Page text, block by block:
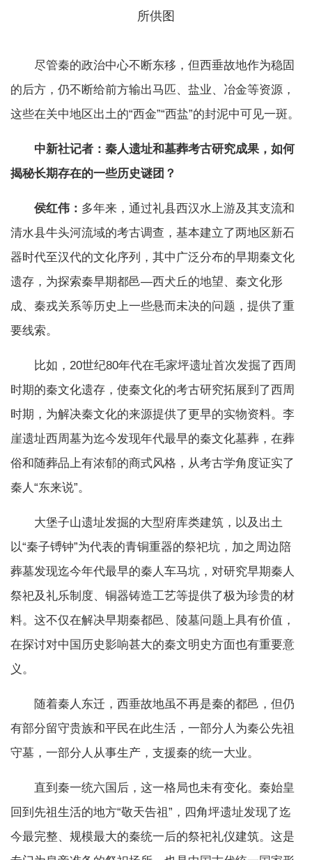
所供图
尽管秦的政治中心不断东移，但西垂故地作为稳固
的后方，仍不断给前方输出马匹、盐业、冶金等资源，
这些在关中地区出土的“西金”“西盐”的封泥中可见一斑。
中新社记者：秦人遗址和墓葬考古研究成果，如何
揭秘长期存在的一些历史谜团？
侯红伟： 多年来，通过礼县西汉水上游及其支流和
清水县牛头河流域的考古调查，基本建立了两地区新石
器时代至汉代的文化序列，其中广泛分布的早期秦文化
遗存，为探索秦早期都邑—西犬丘的地望、秦文化形
成、秦戎关系等历史上一些悬而未决的问题，提供了重
要线索。
比如，20世纪80年代在毛家坪遗址首次发掘了西周
时期的秦文化遗存，使秦文化的考古研究拓展到了西周
时期，为解决秦文化的来源提供了更早的实物资料。李
崖遗址西周墓为迄今发现年代最早的秦文化墓葬，在葬
俗和随葬品上有浓郁的商式风格，从考古学角度证实了
秦人“东来说”。
大堡子山遗址发掘的大型府库类建筑，以及出土
以“秦子镈钟”为代表的青铜重器的祭祀坑，加之周边陪
葬墓发现迄今年代最早的秦人车马坑，对研究早期秦人
祭祀及礼乐制度、铜器铸造工艺等提供了极为珍贵的材
料。这不仅在解决早期秦都邑、陵墓问题上具有价值，
在探讨对中国历史影响甚大的秦文明史方面也有重要意
义。
随着秦人东迁，西垂故地虽不再是秦的都邑，但仍
有部分留守贵族和平民在此生活，一部分人为秦公先祖
守墓，一部分人从事生产，支援秦的统一大业。
直到秦一统六国后，这一格局也未有变化。秦始皇
回到先祖生活的地方“敬天告祖”，四角坪遗址发现了迄
今最完整、规模最大的秦统一后的祭祀礼仪建筑。这是